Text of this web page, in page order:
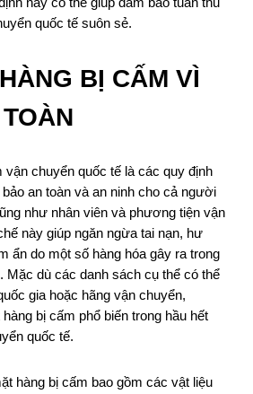
quốc tế suôn sẻ.
BỊ CẤM VÌ
vận chuyển quốc tế là các quy định
an toàn và an ninh cho cả người
như nhân viên và phương tiện vận
này giúp ngăn ngừa tai nạn, hư
ẩn do một số hàng hóa gây ra trong
Mặc dù các danh sách cụ thể có thể
gia hoặc hãng vận chuyển,
bị cấm phổ biến trong hầu hết
quốc tế.
hàng bị cấm bao gồm các vật liệu